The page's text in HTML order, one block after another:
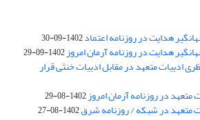
هدایت در روزنامه اعتماد1402-09-30
هدایت در روزنامه آرمان امروز1402-09-29
ادبیات متعهد در مقابل ادبیات خنثی قرار
متعهد در روزنامه آرمان امروز1402-08-29
متعهد در شبکه / روزنامه شرق1402-08-27